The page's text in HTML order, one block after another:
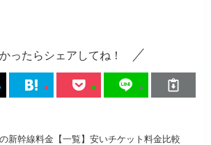
ったらシェアしてね！
新幹線料金【一覧】安いチケット料金比較